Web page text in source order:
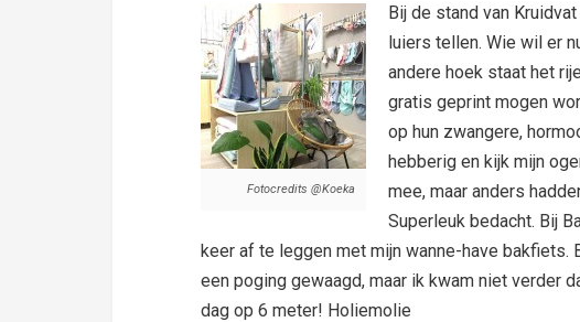
Fotocredits @Koeka
Bij de stand van
luiers tellen. Wie wil er
andere hoek staat het
gratis geprint mogen
op hun zwangere,
hebberig en kijk mijn
mee, maar anders
Superleuk bedacht. Bij
keer af te leggen met mijn wanne-have
een poging gewaagd, maar ik kwam niet verder
dag op 6 meter! Holiemolie